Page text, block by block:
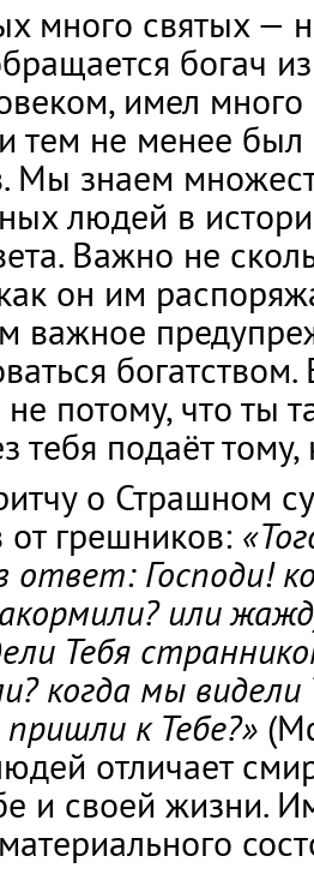
много святых —
богач
имел много
тем не менее
Мы знаем
людей в
Важно не
он им
важное
не потому, что ты
тебя подаёт
о Страшном
от грешников:
ответ: Господи!
или
Тебя
когда мы
к Тебе?»
отличает
и своей жизни.